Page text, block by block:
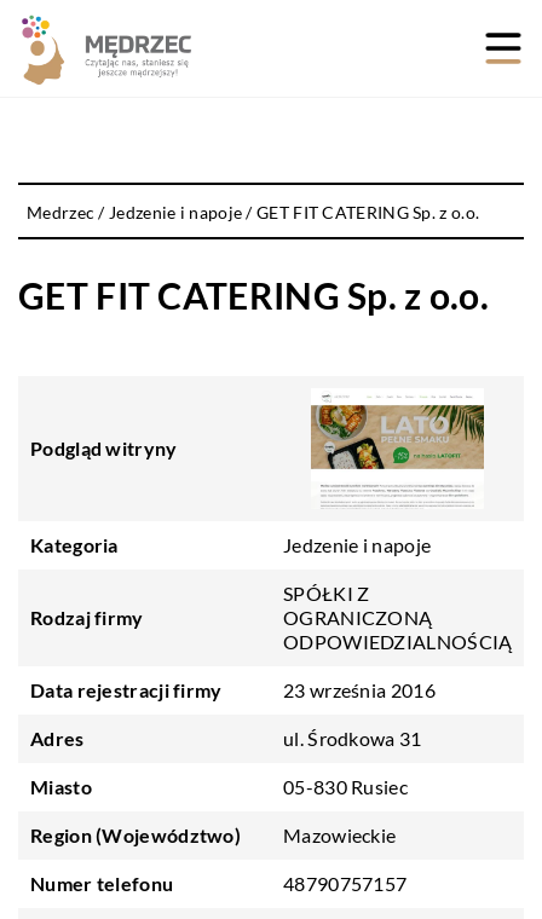
Medrzec / Jedzenie i napoje/GET FIT CATERING Sp. z o.o.
GET FIT CATERING Sp. z o.o.
Podgląd witryny
Kategoria Jedzenie i napoje
Rodzaj firmy
SPÓŁKI Z
OGRANICZONĄ
ODPOWIEDZIALNOŚCIĄ
Data rejestracji firmy 23 września 2016
Adres ul. Środkowa 31
Miasto 05-830 Rusiec
Region (Województwo) Mazowieckie
Numer telefonu 48790757157